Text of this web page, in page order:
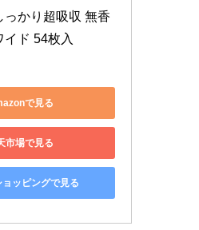
っかり超吸収 無香
ド 54枚入
で見る
市場で見る
ッピングで見る